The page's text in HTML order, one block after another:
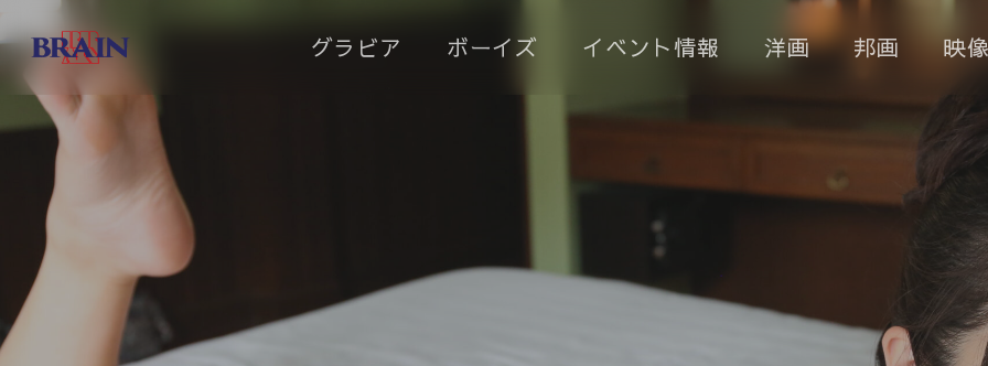
to
content
グラビア ボーイズ イベント情報 洋画 邦画 映